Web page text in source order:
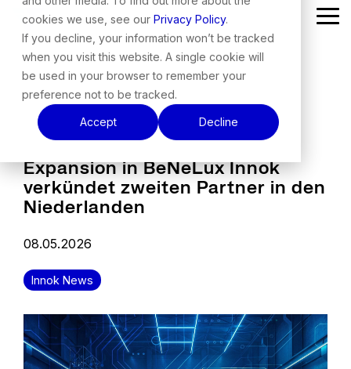
cookies we use, see our Privacy Policy.
If you decline, your information won’t be tracked
when you visit this website. A single cookie will
be used in your browser to remember your
preference not to be tracked.
Accept Decline
Skip
main
content.
Expansion in BeNeLux Innok
verkündet zweiten Partner in den
Niederlanden
08.05.2026
Innok News